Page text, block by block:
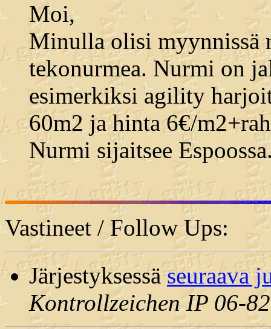
Moi,
Minulla olisi myynnissä
tekonurmea. Nurmi on
esimerkiksi agility
60m2 ja hinta 6€/
Nurmi sijaitsee
Vastineet / Follow Ups:
Järjestyksessäseuraava
Kontrollzeichen IP 06-